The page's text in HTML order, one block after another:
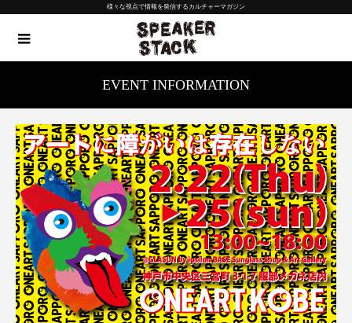
様々な視点で情報を発信するカルチャーマガジン
EVENT INFORMATION